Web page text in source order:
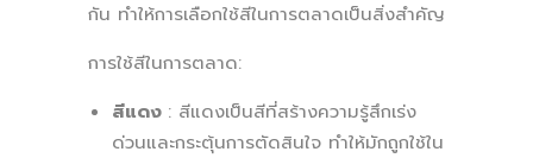
กัน ทำให้การเลือกใช้สีในการตลาดเป็นสิ่งสำคัญ
การใช้สีในการตลาด:
สีแดง : สีแดงเป็นสีที่สร้างความรู้สึกเร่ง
ด่วนและกระตุ้นการตัดสินใจ ทำให้มักถูกใช้ใน